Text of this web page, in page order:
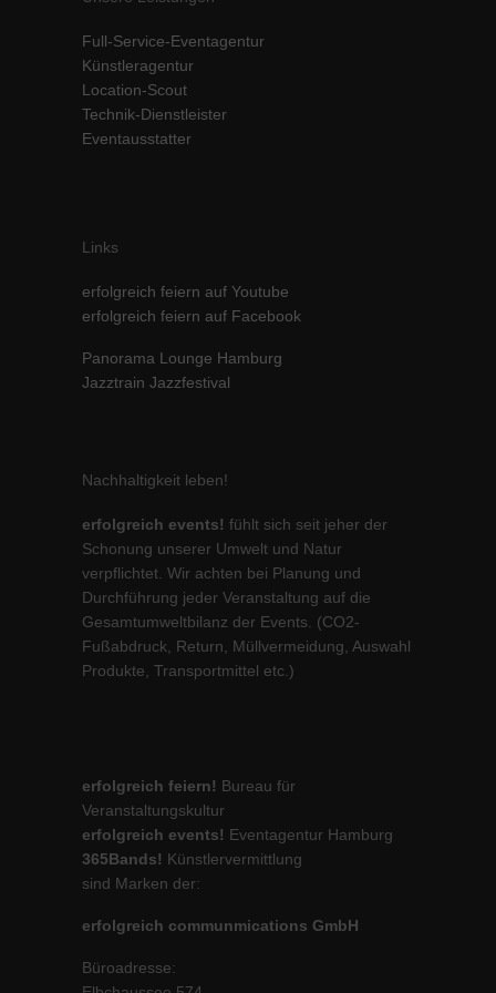
Full-Service-Eventagentur
Künstleragentur
Location-Scout
Technik-Dienstleister
Eventausstatter
Links
erfolgreich feiern auf Youtube
erfolgreich feiern auf Facebook
Panorama Lounge Hamburg
Jazztrain Jazzfestival
Nachhaltigkeit leben!
erfolgreich events! fühlt sich seit jeher der
Schonung unserer Umwelt und Natur
verpflichtet. Wir achten bei Planung und
Durchführung jeder Veranstaltung auf die
Gesamtumweltbilanz der Events. (CO2-
Fußabdruck, Return, Müllvermeidung, Auswahl
Produkte, Transportmittel etc.)
erfolgreich feiern! Bureau für
Veranstaltungskultur
erfolgreich events! Eventagentur Hamburg
365Bands! Künstlervermittlung
sind Marken der:
erfolgreich communmications GmbH
Büroadresse:
standardmäßig blockiert. Wenn Cookies von externen Medien akzeptiert
werden, bedarf der Zugriff auf diese Inhalte keiner manuellen Einwilligung
Cookie-Informationen anzeigen
powered by Borlabs Cookie